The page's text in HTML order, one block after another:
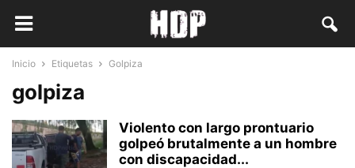
Inicio Etiquetas Golpiza
golpiza
Violento con largo prontuario
golpeó brutalmente a un hombre
con discapacidad...